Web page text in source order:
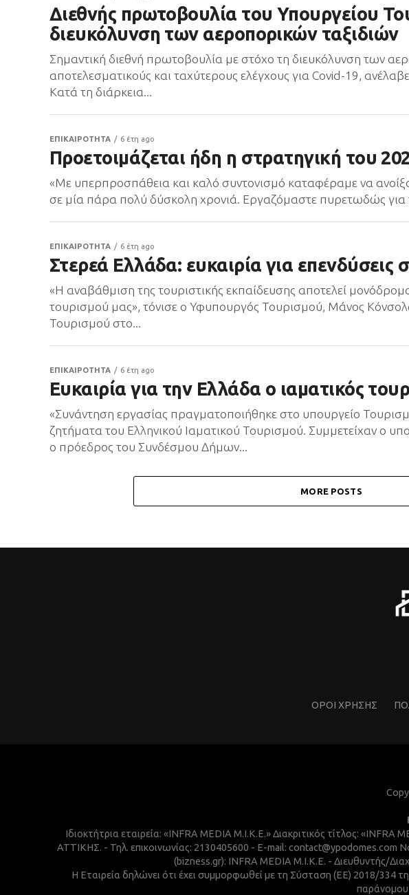
Διεθνής πρωτοβουλία του Υπουργείου
διευκόλυνση των αεροπορικών ταξιδιών
Σημαντική διεθνή πρωτοβουλία με στόχο τη διευκόλυνση των
αποτελεσματικούς και ταχύτερους ελέγχους για Covid-19,
Κατά τη διάρκεια...
ΕΠΙΚΑΙΡΟΤΗΤΑ 6 έτη ago
Προετοιμάζεται ήδη η στρατηγική του
«Με υπερπροσπάθεια και καλό συντονισμό καταφέραμε να
σε μία πάρα πολύ δύσκολη χρονιά. Εργαζόμαστε πυρετωδώς για
ΕΠΙΚΑΙΡΟΤΗΤΑ 6 έτη ago
Στερεά Ελλάδα: ευκαιρία για επενδύσεις
«Η αναβάθμιση της τουριστικής εκπαίδευσης αποτελεί
τουρισμού μας», τόνισε ο Υφυπουργός Τουρισμού, Μάνος
Τουρισμού στο...
ΕΠΙΚΑΙΡΟΤΗΤΑ 6 έτη ago
Ευκαιρία για την Ελλάδα ο ιαματικός
«Συνάντηση εργασίας πραγματοποιήθηκε στο υπουργείο
ζητήματα του Ελληνικού Ιαματικού Τουρισμού. Συμμετείχαν ο
ο πρόεδρος του Συνδέσμου Δήμων...
MORE POSTS
ΌΡΟΙ ΧΡΗΣΗΣ
Ιδιοκτήτρια εταιρεία: «INFRA MEDIA M.I.K.E.» Διακριτικός τίτλος:
ΑΤΤΙΚΗΣ. - Τηλ. επικοινωνίας: 2130405600 - E-mail:
(bizness.gr): INFRA MEDIA M.I.K.E. - Διευθυντής/
Η Εταιρεία δηλώνει ότι έχει συμμορφωθεί με τη Σύσταση (ΕΕ) 2018/334
παράνομου